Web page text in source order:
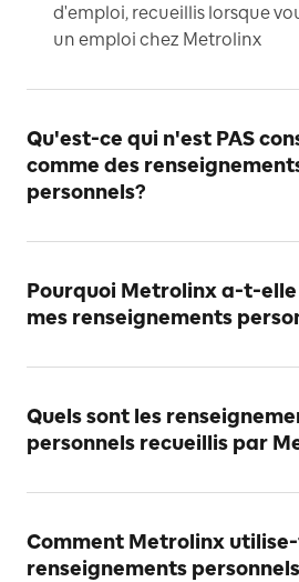
d'emploi, recueillis lorsque
un emploi chez Metrolinx
Qu'est-ce qui n'est PAS
comme des
personnels?
Pourquoi Metrolinx a-t-elle
mes renseignements
Quels sont les
personnels recueillis par
Comment Metrolinx
renseignements